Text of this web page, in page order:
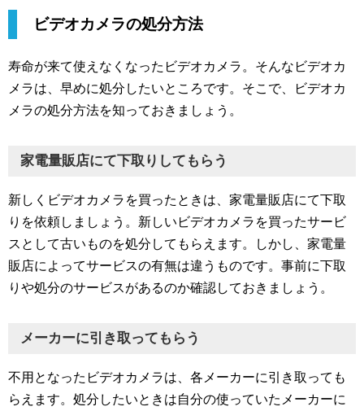
ビデオカメラの処分方法
寿命が来て使えなくなったビデオカメラ。そんなビデオカ
メラは、早めに処分したいところです。そこで、ビデオカ
メラの処分方法を知っておきましょう。
家電量販店にて下取りしてもらう
新しくビデオカメラを買ったときは、家電量販店にて下取
りを依頼しましょう。新しいビデオカメラを買ったサービ
スとして古いものを処分してもらえます。しかし、家電量
販店によってサービスの有無は違うものです。事前に下取
りや処分のサービスがあるのか確認しておきましょう。
メーカーに引き取ってもらう
不用となったビデオカメラは、各メーカーに引き取っても
らえます。処分したいときは自分の使っていたメーカーに